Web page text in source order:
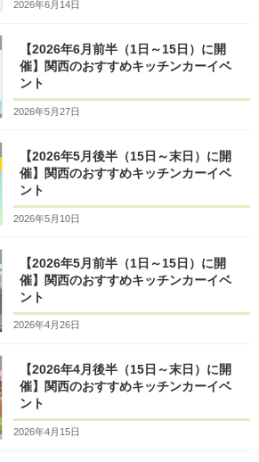
2026年6月14日
【2026年6月前半（1日～15日）に開
催】関西のおすすめキッチンカーイベ
ント
2026年5月27日
【2026年5月後半（15日～末日）に開
催】関西のおすすめキッチンカーイベ
ント
2026年5月10日
【2026年5月前半（1日～15日）に開
催】関西のおすすめキッチンカーイベ
ント
2026年4月26日
【2026年4月後半（15日～末日）に開
催】関西のおすすめキッチンカーイベ
ント
2026年4月15日